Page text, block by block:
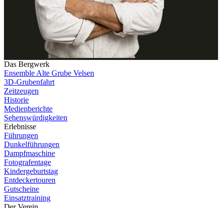
Das Bergwerk
Ensemble Alte Grube Velsen
3D-Grubenfahrt
Zeitzeugen
Historie
Medienberichte
Sehenswürdigkeiten
Erlebnisse
Führungen
Dunkelführungen
Dampfmaschine
Fotografentage
Kindergeburtstag
Entdeckertouren
Gutscheine
Einsatztraining